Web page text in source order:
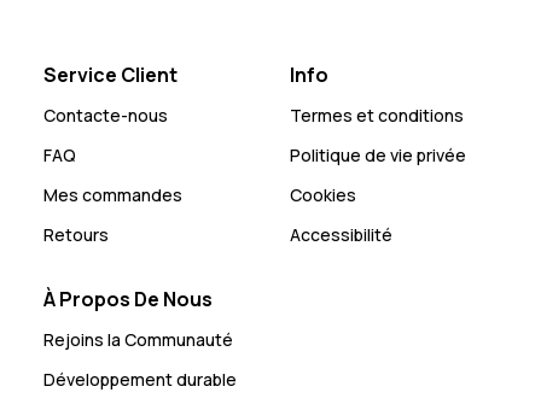
Service Client
Contacte-nous
FAQ
Mes commandes
Retours
Info
Termes et conditions
Politique de vie privée
Cookies
Accessibilité
À Propos De Nous
Rejoins la Communauté
Développement durable